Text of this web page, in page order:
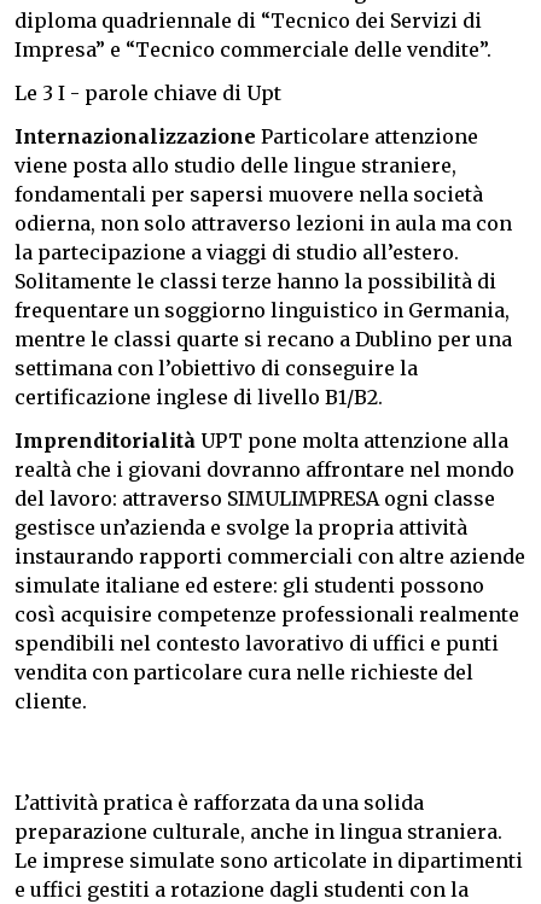
diploma quadriennale di “Tecnico dei Servizi di
Impresa” e “Tecnico commerciale delle vendite”.
Le 3 I - parole chiave di Upt
Internazionalizzazione Particolare attenzione
viene posta allo studio delle lingue straniere,
fondamentali per sapersi muovere nella società
odierna, non solo attraverso lezioni in aula ma con
la partecipazione a viaggi di studio all’estero.
Solitamente le classi terze hanno la possibilità di
frequentare un soggiorno linguistico in Germania,
mentre le classi quarte si recano a Dublino per una
settimana con l’obiettivo di conseguire la
certificazione inglese di livello B1/B2.
Imprenditorialità UPT pone molta attenzione alla
realtà che i giovani dovranno affrontare nel mondo
del lavoro: attraverso SIMULIMPRESA ogni classe
gestisce un’azienda e svolge la propria attività
instaurando rapporti commerciali con altre aziende
simulate italiane ed estere: gli studenti possono
così acquisire competenze professionali realmente
spendibili nel contesto lavorativo di uffici e punti
vendita con particolare cura nelle richieste del
cliente.
L’attività pratica è rafforzata da una solida
preparazione culturale, anche in lingua straniera.
Le imprese simulate sono articolate in dipartimenti
e uffici gestiti a rotazione dagli studenti con la